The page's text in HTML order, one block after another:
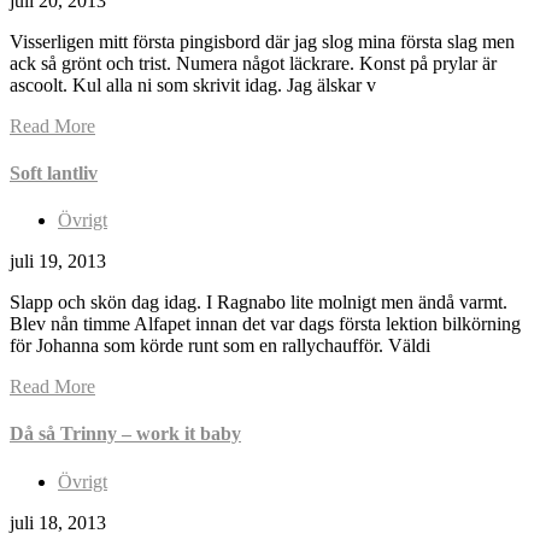
Visserligen mitt första pingisbord där jag slog mina första slag men
ack så grönt och trist. Numera något läckrare. Konst på prylar är
ascoolt. Kul alla ni som skrivit idag. Jag älskar v
Read More
Soft lantliv
Övrigt
juli 19, 2013
Slapp och skön dag idag. I Ragnabo lite molnigt men ändå varmt.
Blev nån timme Alfapet innan det var dags första lektion bilkörning
för Johanna som körde runt som en rallychaufför. Väldi
Read More
Då så Trinny – work it baby
Övrigt
juli 18, 2013